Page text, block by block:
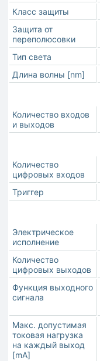
Класс защиты
Защита от
переполюсовки
Тип света
Длина волны [nm]
Количество входов
и выходов
Количество
цифровых входов
Триггер
Электрическое
исполнение
Количество
цифровых выходов
Функция выходного
сигнала
Макс. допустимая
токовая нагрузка
на каждый выход
[mA]